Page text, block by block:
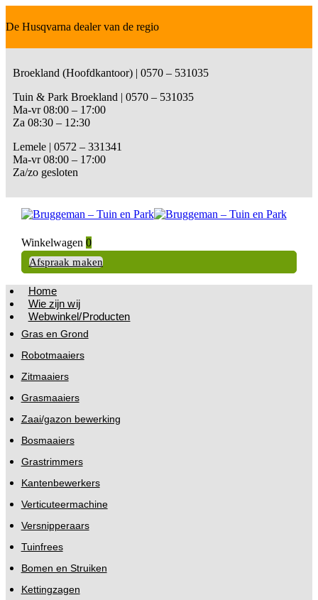
De Husqvarna dealer van de regio
Broekland (Hoofdkantoor) | 0570 – 531035
Tuin & Park Broekland | 0570 – 531035
Ma-vr 08:00 – 17:00
Za 08:30 – 12:30
Lemele | 0572 – 331341
Ma-vr 08:00 – 17:00
Za/zo gesloten
Winkelwagen 0
Afspraak maken
Home
Wie zijn wij
Webwinkel/Producten
Gras en Grond
Robotmaaiers
Zitmaaiers
Grasmaaiers
Zaai/gazon bewerking
Bosmaaiers
Grastrimmers
Kantenbewerkers
Verticuteermachine
Versnipperaars
Tuinfrees
Bomen en Struiken
Kettingzagen